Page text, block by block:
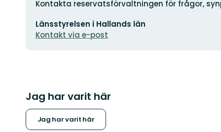
Adress
Kontakta reservatsförvaltningen för frågor,
postadress
Länsstyrelsen i Hallands län
Kontakt via e-post
Jag har varit här
Jag har varit här